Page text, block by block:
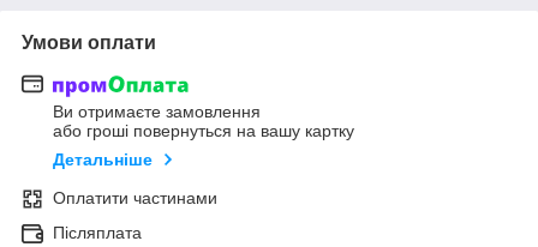
Умови оплати
Ви отримаєте замовлення
або гроші повернуться на вашу картку
Детальніше
Оплатити частинами
Післяплата